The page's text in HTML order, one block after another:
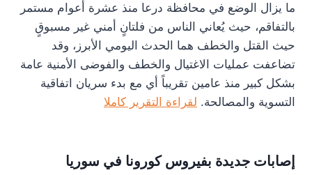
ما يزال الوضع في محافظة درعا منذ عشرة أعوام مستمر
بالتفاقم، حيث يُعاني الناس من فلتانٍ أمني غير مسبوقٍ
حيث القتل والخطف هما الحدث اليومي الأبرز، وقد
تضاعفت عمليات الاغتيال والخطف والفوضى الأمنية عامة
بشكل كبير منذ عامين تقريباً أي مع بدء سريان اتفاقية
التسوية والمصالحة. لقراءة التقرير كاملا
إصابات جديدة بفيروس كورونا في سوريا